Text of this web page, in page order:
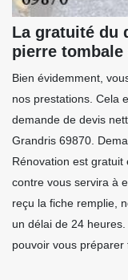
La gratuité du
pierre
Bien évidemment,
nos prestations. Cela
demande de devis
Grandris 69870.
Rénovation est
contre vous servira à
reçu la fiche remplie,
un délai de 24
pouvoir vous préparer